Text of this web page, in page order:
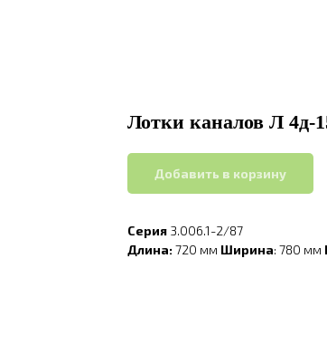
Лотки каналов Л 4д-
Добавить в корзину
Серия 3.006.1-2/87
Длина:720 мм Ширина: 780 мм